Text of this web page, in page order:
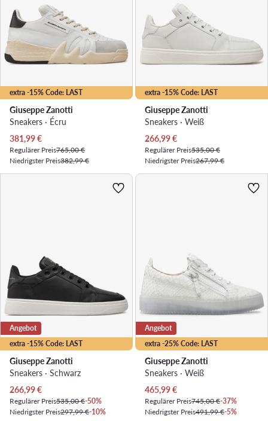
extra -15% Code: LAST
Giuseppe Zanotti
Sneakers · Écru
Aktueller Preis
381,99€
Regulärer Preis765,00 €
Niedrigster Preis382,99 €
extra -15% Code: LAST
Giuseppe Zanotti
Sneakers · Weiß
Aktueller Preis
266,99€
Regulärer Preis535,00 €
Niedrigster Preis267,99 €
extra -15% Code: LAST
Angebot
Giuseppe Zanotti
Sneakers · Schwarz
Aktueller Preis
266,99€
Regulärer Preis535,00 €-50%
Niedrigster Preis297,99 €-10%
extra -25% Code: LAST
Angebot
Giuseppe Zanotti
Sneakers · Weiß
Aktueller Preis
465,99€
Regulärer Preis745,00 €-37%
Niedrigster Preis491,99 €-5%